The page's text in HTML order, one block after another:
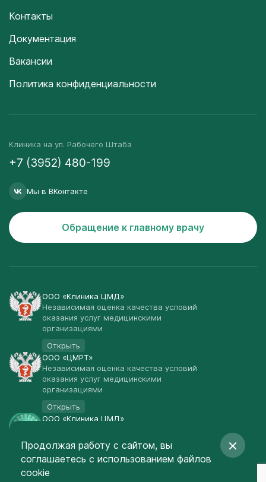
Контакты
Документация
Вакансии
Политика конфиденциальности
Клиника на ул. Рабочего Штаба
+7 (3952) 480-199
Мы в ВКонтакте
Обращение к главному врачу
ООО «Клиника ЦМД»
Независимая оценка качества условий
оказания услуг медицинскими
организациями
Открыть
ООО «ЦМРТ»
Независимая оценка качества условий
оказания услуг медицинскими
организациями
Открыть
ООО «Клиника ЦМД»
Открыть
© Клиника ЦМД 2003-2026
Создание сайта
Продолжая работу с сайтом, вы
соглашаетесь с использованием файлов
cookie